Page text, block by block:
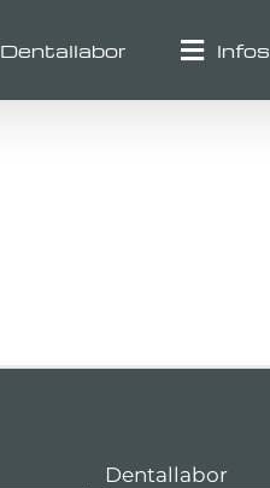
Dentallabor Infos
Dentallabor